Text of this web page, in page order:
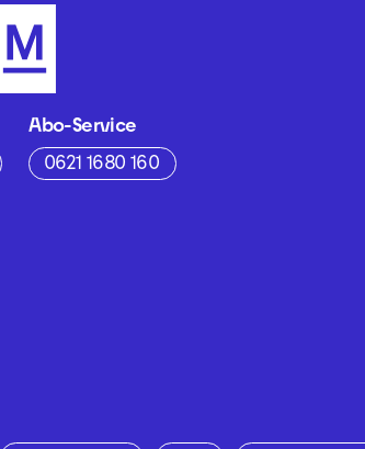
Abo-Service
0621 1680 160